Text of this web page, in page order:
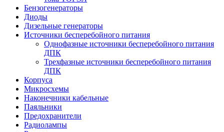
Бензогенераторы
Диоды
Дизельные генераторы
Источники бесперебойного питания
Однофазные источники бесперебойного питания
ДПК
Трехфазные источники бесперебойного питания
ДПК
Корпуса
Микросхемы
Наконечники кабельные
Паяльники
Предохранители
Радиолампы